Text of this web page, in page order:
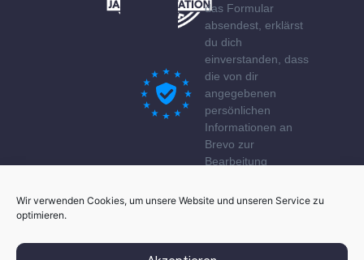
Wir verwenden Cookies, um unsere Website und unseren Service zu
optimieren.
das Formular
absendest, erklärst
du dich
einverstanden, dass
die von dir
angegebenen
persönlichen
Informationen an
Brevo zur
Bearbeitung
gemäß den